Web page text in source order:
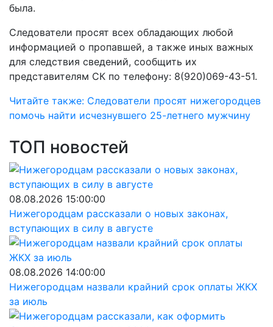
была.
Следователи просят всех обладающих любой
информацией о пропавшей, а также иных важных
для следствия сведений, сообщить их
представителям СК по телефону: 8(920)069-43-51.
Читайте также: Следователи просят нижегородцев
помочь найти исчезнувшего 25-летнего мужчину
ТОП новостей
08.08.2026 15:00:00
Нижегородцам рассказали о новых законах,
вступающих в силу в августе
08.08.2026 14:00:00
Нижегородцам назвали крайний срок оплаты ЖКХ
за июль